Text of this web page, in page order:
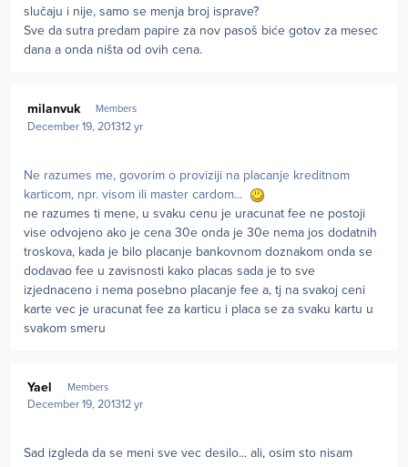
slučaju i nije, samo se menja broj isprave?
Sve da sutra predam papire za nov pasoš biće gotov za mesec
dana a onda ništa od ovih cena.
milanvuk Members
December 19, 201312 yr
Ne razumes me, govorim o proviziji na placanje kreditnom
karticom, npr. visom ili master cardom...
ne razumes ti mene, u svaku cenu je uracunat fee ne postoji
vise odvojeno ako je cena 30e onda je 30e nema jos dodatnih
troskova, kada je bilo placanje bankovnom doznakom onda se
dodavao fee u zavisnosti kako placas sada je to sve
izjednaceno i nema posebno placanje fee a, tj na svakoj ceni
karte vec je uracunat fee za karticu i placa se za svaku kartu u
svakom smeru
Yael Members
December 19, 201312 yr
Sad izgleda da se meni sve vec desilo... ali, osim sto nisam